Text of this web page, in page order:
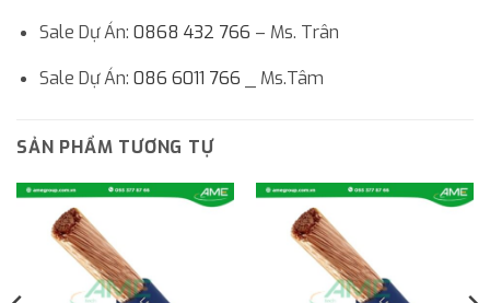
Sale Dự Án: 0868 432 766 – Ms. Trân
Sale Dự Án: 086 6011 766 _ Ms.Tâm
SẢN PHẨM TƯƠNG TỰ